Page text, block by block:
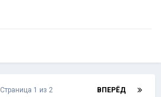
ВПЕРЁД
Страница 1 из 2